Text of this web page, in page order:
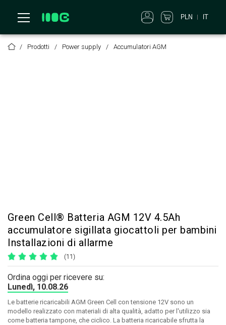
PLN IT
Prodotti Power supply Accumulatori AGM
Green Cell® Batteria AGM 12V 4.5Ah
accumulatore sigillata giocattoli per bambini
Installazioni di allarme
(11)
Ordina oggi per ricevere su:
Lunedì, 10.08.26
Le batterie ricaricabili AGM Green Cell con tensione 12V sono un
modello realizzato con materiali di alta qualità, adatto per l'utilizzo sia
come batteria tampone, che ciclico. La batteria ricaricabile sfrutta la